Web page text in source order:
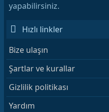
yapabilirsiniz.
Hızlı linkler
Bize ulaşın
Şartlar ve kurallar
Gizlilik politikası
Yardım